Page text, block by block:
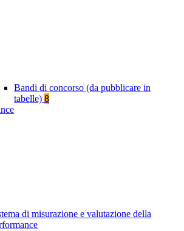
Bandi di concorso (da pubblicare in
tabelle) 8
di misurazione e valutazione della